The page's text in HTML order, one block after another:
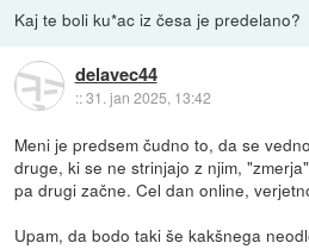
Kaj te boli ku*ac iz česa je predelano?
delavec44
::31. jan 2025, 13:42
Meni je predsem čudno to, da se
druge, ki se ne strinjajo z njim,
pa drugi začne. Cel dan online,
Upam, da bodo taki še kakšnega